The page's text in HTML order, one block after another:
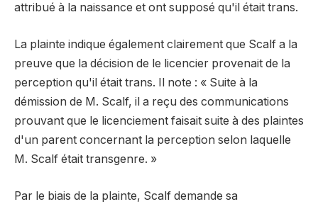
attribué à la naissance et ont supposé qu'il était trans.
La plainte indique également clairement que Scalf a la
preuve que la décision de le licencier provenait de la
perception qu'il était trans. Il note : « Suite à la
démission de M. Scalf, il a reçu des communications
prouvant que le licenciement faisait suite à des plaintes
d'un parent concernant la perception selon laquelle
M. Scalf était transgenre. »
Par le biais de la plainte, Scalf demande sa